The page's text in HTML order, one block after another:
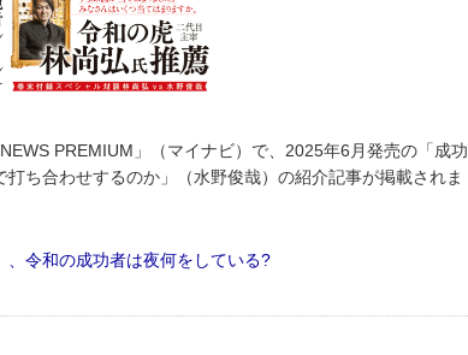
PREMIUM」（マイナビ）で、2025年6月発売の「成功
ち合わせするのか」（水野俊哉）の紹介記事が掲載されま
令和の成功者は夜何をしている?